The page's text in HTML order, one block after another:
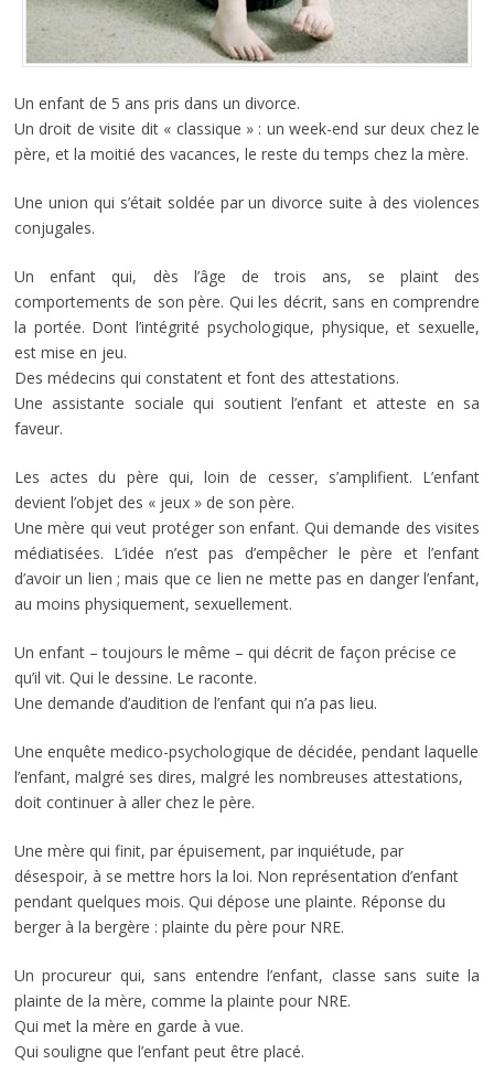
Un enfant de 5 ans pris dans un divorce.
Un droit de visite dit « classique » : un week-end sur deux chez le
père, et la moitié des vacances, le reste du temps chez la mère.
Une union qui s’était soldée par un divorce suite à des violences
conjugales.
Un enfant qui, dès l’âge de trois ans, se plaint des
comportements de son père. Qui les décrit, sans en comprendre
la portée. Dont l’intégrité psychologique, physique, et sexuelle,
est mise en jeu.
Des médecins qui constatent et font des attestations.
Une assistante sociale qui soutient l’enfant et atteste en sa
faveur.
Les actes du père qui, loin de cesser, s’amplifient. L’enfant
devient l’objet des « jeux » de son père.
Une mère qui veut protéger son enfant. Qui demande des visites
médiatisées. L’idée n’est pas d’empêcher le père et l’enfant
d’avoir un lien ; mais que ce lien ne mette pas en danger l’enfant,
au moins physiquement, sexuellement.
Un enfant – toujours le même – qui décrit de façon précise ce
qu’il vit. Qui le dessine. Le raconte.
Une demande d’audition de l’enfant qui n’a pas lieu.
Une enquête medico-psychologique de décidée, pendant laquelle
l’enfant, malgré ses dires, malgré les nombreuses attestations,
doit continuer à aller chez le père.
Une mère qui finit, par épuisement, par inquiétude, par
désespoir, à se mettre hors la loi. Non représentation d’enfant
pendant quelques mois. Qui dépose une plainte. Réponse du
berger à la bergère : plainte du père pour NRE.
Un procureur qui, sans entendre l’enfant, classe sans suite la
plainte de la mère, comme la plainte pour NRE.
Qui met la mère en garde à vue.
Qui souligne que l’enfant peut être placé.